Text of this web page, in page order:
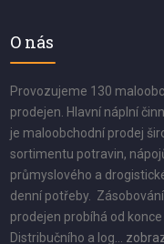
O nás
Provozujeme 130
prodejen. Hlavní náplní
je maloobchodní prodej
sortimentu potravin,
průmyslového a
denní potřeby.
prodejen probíhá od
Distribučního a log...